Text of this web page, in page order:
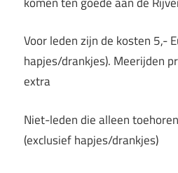
Voor leden zijn de kosten 5,-
hapjes/drankjes). Meerijden
extra
Niet-leden die alleen
(exclusief hapjes/drankjes)